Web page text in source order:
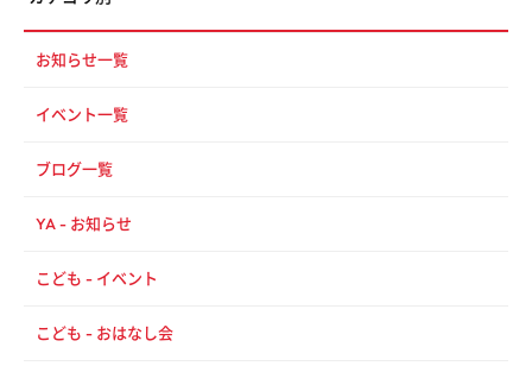
お知らせ一覧
イベント一覧
ブログ一覧
YA - お知らせ
こども - イベント
こども - おはなし会